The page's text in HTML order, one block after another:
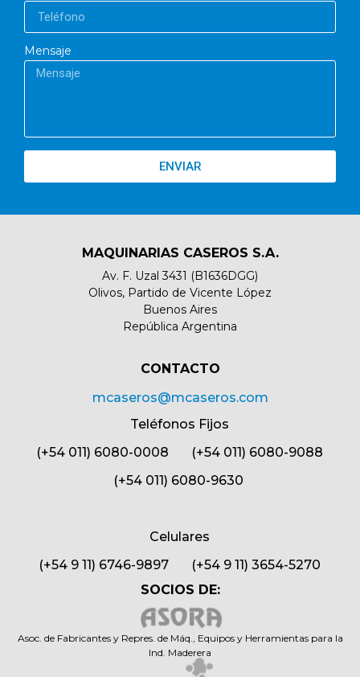
Mensaje
ENVIAR
MAQUINARIAS CASEROS S.A.
Av. F. Uzal 3431 (B1636DGG)
Olivos, Partido de Vicente López
Buenos Aires
República Argentina
CONTACTO​
mcaseros@mcaseros.com
Teléfonos Fijos
(+54 011) 6080-0008 (+54 011) 6080-9088
(+54 011) 6080-9630
Celulares
(+54 9 11) 6746-9897 (+54 9 11) 3654-5270
SOCIOS DE:
Asoc. de Fabricantes y Repres. de Máq., Equipos y Herramientas para la
Ind. Maderera